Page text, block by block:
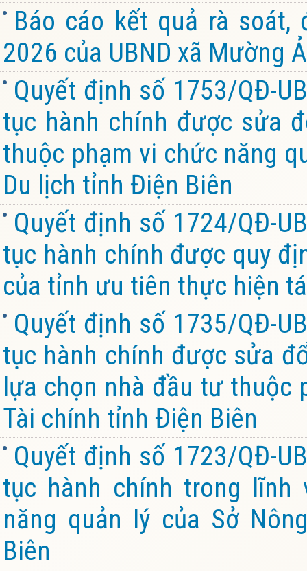
Báo cáo kết quả rà
2026 của UBND xã Mường
Quyết định số 1753/QĐ-
tục hành chính được sửa
thuộc phạm vi chức năng
Du lịch tỉnh Điện Biên
Quyết định số 1724/QĐ-
tục hành chính được quy
của tỉnh ưu tiên thực hiện
Quyết định số 1735/QĐ-
tục hành chính được sửa
lựa chọn nhà đầu tư thuộc
Tài chính tỉnh Điện Biên
Quyết định số 1723/QĐ-
tục hành chính trong
năng quản lý của Sở
Biên